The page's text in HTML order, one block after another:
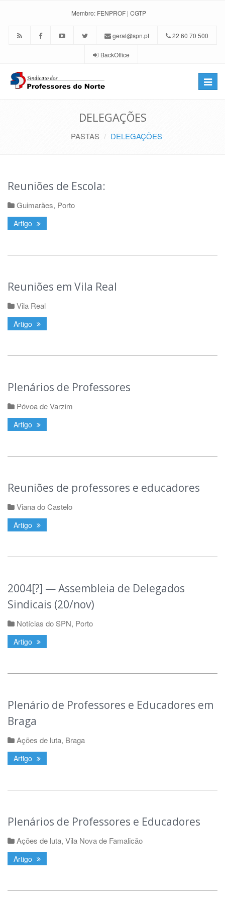
Membro: FENPROF | CGTP
geral@spn.pt 22 60 70 500
BackOffice
Toggle
DELEGAÇÕES
PASTAS DELEGAÇÕES
Reuniões de Escola:
Guimarães, Porto
Artigo
Reuniões em Vila Real
Vila Real
Artigo
Plenários de Professores
Póvoa de Varzim
Artigo
Reuniões de professores e educadores
Viana do Castelo
Artigo
2004[?] — Assembleia de Delegados
Sindicais (20/nov)
Notícias do SPN, Porto
Artigo
Plenário de Professores e Educadores em
Braga
Ações de luta, Braga
Artigo
Plenários de Professores e Educadores
Ações de luta, Vila Nova de Famalicão
Artigo